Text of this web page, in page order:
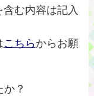
む内容は記入
こちらからお願
？